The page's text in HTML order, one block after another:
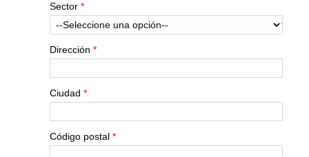
Sector*
Dirección*
Ciudad*
Código postal*